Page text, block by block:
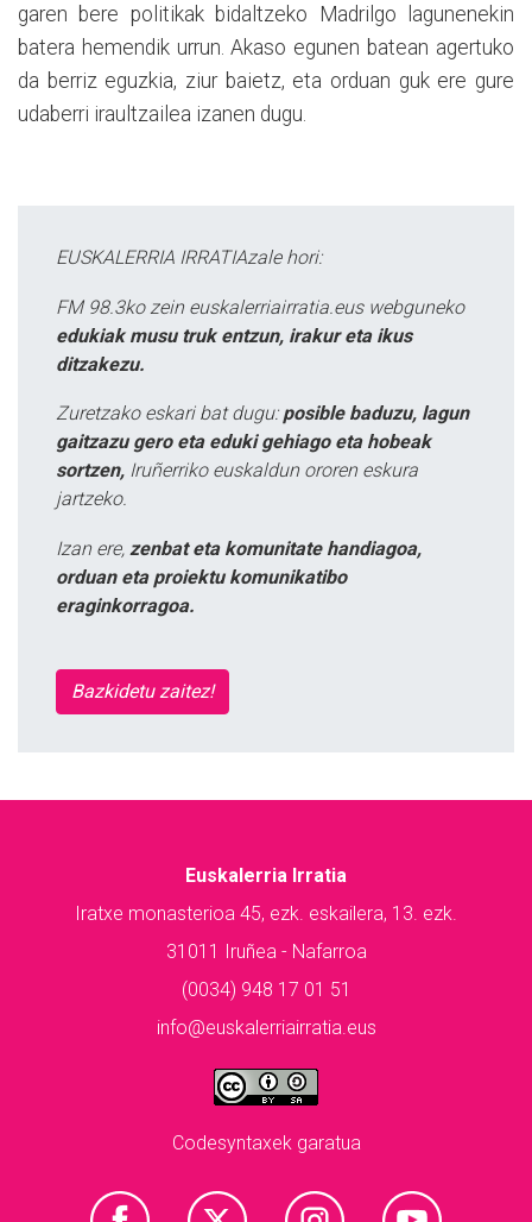
garen bere politikak bidaltzeko Madrilgo lagunenekin
batera hemendik urrun. Akaso egunen batean agertuko
da berriz eguzkia, ziur baietz, eta orduan guk ere gure
udaberri iraultzailea izanen dugu.
EUSKALERRIA IRRATIAzale hori:
FM 98.3ko zein euskalerriairratia.eus webguneko
edukiak musu truk entzun, irakur eta ikus
ditzakezu.
Zuretzako eskari bat dugu: posible baduzu, lagun
gaitzazu gero eta eduki gehiago eta hobeak
sortzen, Iruñerriko euskaldun ororen eskura
jartzeko.
Izan ere, zenbat eta komunitate handiagoa,
orduan eta proiektu komunikatibo
eraginkorragoa.
Bazkidetu zaitez!
Euskalerria Irratia
Iratxe monasterioa 45, ezk. eskailera, 13. ezk.
31011 Iruñea - Nafarroa
(0034) 948 17 01 51
info@euskalerriairratia.eus
Codesyntaxek garatua